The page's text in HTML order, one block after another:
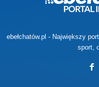
ebełchatów.pl - Największy
sport,